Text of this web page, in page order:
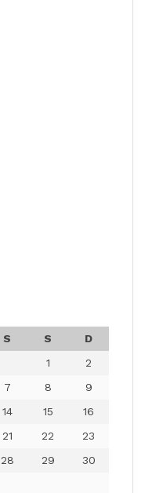
S S
D
1
2
7 8
9
14 15
16
21 22
23
28 29
30